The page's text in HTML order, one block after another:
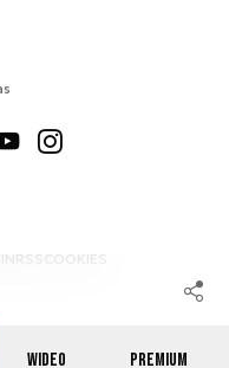
Wideo Premium
RSS COOKIES